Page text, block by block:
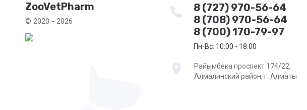
ZooVetPharm
© 2020 - 2026
8 (727) 970-56-64
8 (708) 970-56-64
8 (700) 170-79-97
Пн-Вс: 10:00 - 18:00
Райымбека проспект 174/22,
Алмалинский район, г. Алматы